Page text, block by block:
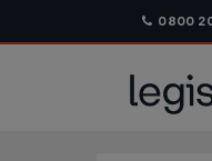
0800